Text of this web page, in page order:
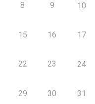
8 9 10
15 16 17
22 23 24
29 30 31